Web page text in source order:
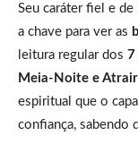
Seu caráter fiel e de
a chave para ver as
leitura regular dos 7
Meia-Noite e Atrair
espiritual que o
confiança, sabendo